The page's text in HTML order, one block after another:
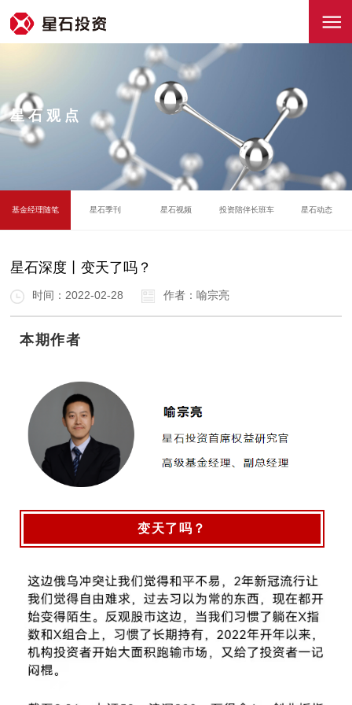
星石观点
基金经理随笔 星石季刊 星石视频 投资陪伴长班车 星石动态
星石深度丨变天了吗？
时间：2022-02-28 作者：喻宗亮
本期作者
变天了吗？